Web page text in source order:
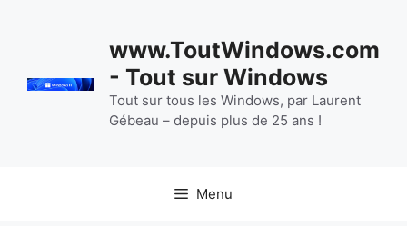
www.ToutWindows.com
- Tout sur Windows
Tout sur tous les Windows, par Laurent
Gébeau – depuis plus de 25 ans !
Menu